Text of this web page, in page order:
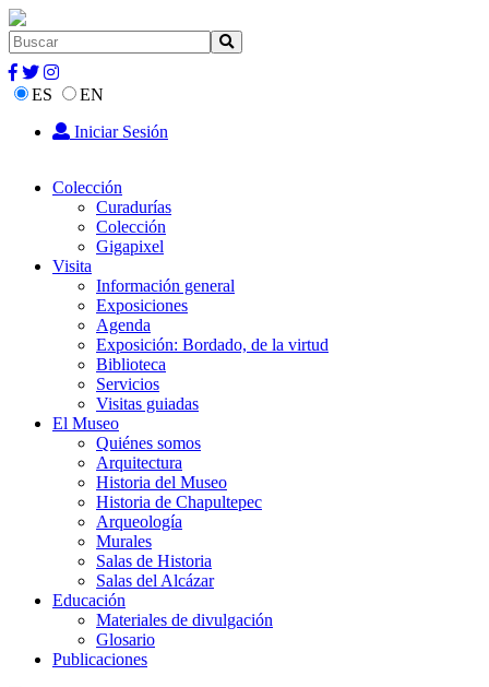
ES
EN
Iniciar Sesión
Colección
Curadurías
Colección
Gigapixel
Visita
Información general
Exposiciones
Agenda
Exposición: Bordado, de la virtud
Biblioteca
Servicios
Visitas guiadas
El Museo
Quiénes somos
Arquitectura
Historia del Museo
Historia de Chapultepec
Arqueología
Murales
Salas de Historia
Salas del Alcázar
Educación
Materiales de divulgación
Glosario
Publicaciones